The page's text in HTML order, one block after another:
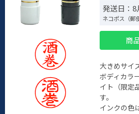
発送日：8
ネコポス（郵
商
大きめサイ
ボディカラ
イト（限定
す。
インクの色